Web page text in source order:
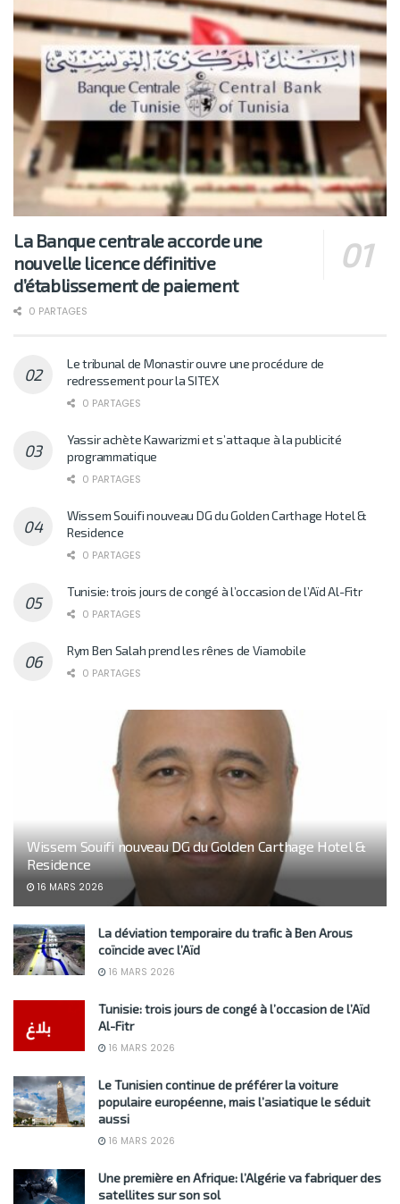
La Banque centrale accorde une
nouvelle licence définitive
d’établissement de paiement
0 PARTAGES
Le tribunal de Monastir ouvre une procédure de
redressement pour la SITEX
0 PARTAGES
Yassir achète Kawarizmi et s’attaque à la publicité
programmatique
0 PARTAGES
Wissem Souifi nouveau DG du Golden Carthage Hotel &
Residence
0 PARTAGES
Tunisie: trois jours de congé à l’occasion de l’Aïd Al-Fitr
0 PARTAGES
Rym Ben Salah prend les rênes de Viamobile
0 PARTAGES
Wissem Souifi nouveau DG du Golden Carthage Hotel &
Residence
16 MARS 2026
La déviation temporaire du trafic à Ben Arous
coïncide avec l’Aïd
16 MARS 2026
Tunisie: trois jours de congé à l’occasion de l’Aïd
Al-Fitr
16 MARS 2026
Le Tunisien continue de préférer la voiture
populaire européenne, mais l’asiatique le séduit
aussi
16 MARS 2026
Une première en Afrique: l’Algérie va fabriquer des
satellites sur son sol